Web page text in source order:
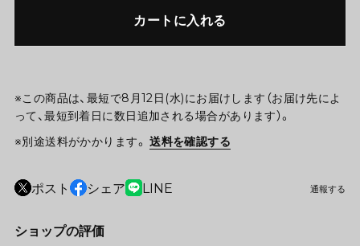
カートに入れる
※この商品は、最短で8月12日(水)にお届けします（お届け先によ
って、最短到着日に数日追加される場合があります）。
※別途送料がかかります。 送料を確認する
ポスト シェア LINE 通報する
ショップの評価